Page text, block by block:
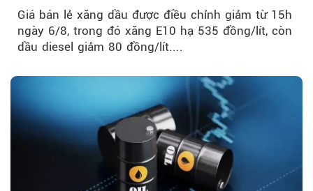
Giá bán lẻ xăng dầu được điều chỉnh giảm từ 15h
ngày 6/8, trong đó xăng E10 hạ 535 đồng/lít, còn
dầu diesel giảm 80 đồng/lít....